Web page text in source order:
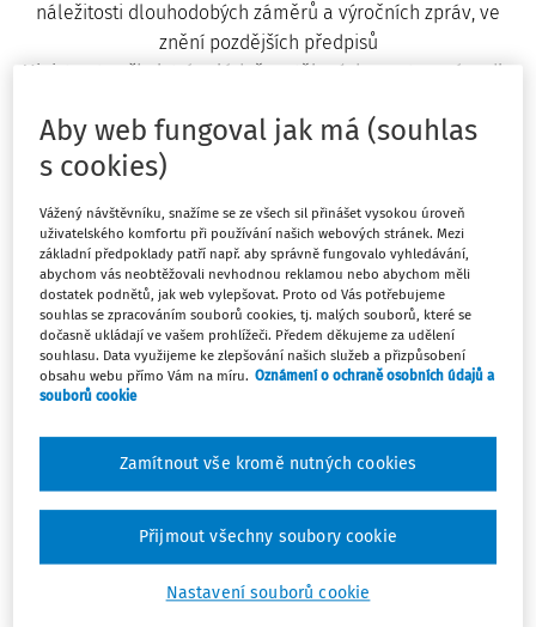
náležitosti dlouhodobých záměrů a výročních zpráv, ve
znění pozdějších předpisů
Ministerstvo školství, mládeže a tělovýchovy stanoví podle
středním, vyšším odborném a jiném vzdělávání (školský
Čl.I
Vyhláška č. 15/2005 Sb., kterou se stanoví náležitosti
dlouhodobých záměrů a výročních zpráv, ve znění
vyhlášky č. 225/2009 Sb., vyhlášky č. 195/2012 Sb. a
vyhlášky č. 405/2020 Sb., se mění takto:
1. § 1 a 2 včetně nadpisů znějí:
Rámcová struktura a obsah dlouhodobého záměru vzdělávání a rozvoje
Dlouhodobý záměr vzdělávání a rozvoje vzdělávací
Aby web fungoval jak má (souhlas
s cookies)
Vážený návštěvníku, snažíme se ze všech sil přinášet vysokou úroveň
uživatelského komfortu při používání našich webových stránek. Mezi
základní předpoklady patří např. aby správně fungovalo vyhledávání,
abychom vás neobtěžovali nevhodnou reklamou nebo abychom měli
dostatek podnětů, jak web vylepšovat. Proto od Vás potřebujeme
souhlas se zpracováním souborů cookies, tj. malých souborů, které se
dočasně ukládají ve vašem prohlížeči. Předem děkujeme za udělení
souhlasu. Data využijeme ke zlepšování našich služeb a přizpůsobení
obsahu webu přímo Vám na míru. Oznámení o ochraně osobních údajů a
souborů cookie
Nastavení souborů cookie
Zamítnout vše kromě nutných cookies
Přijmout všechny soubory cookie